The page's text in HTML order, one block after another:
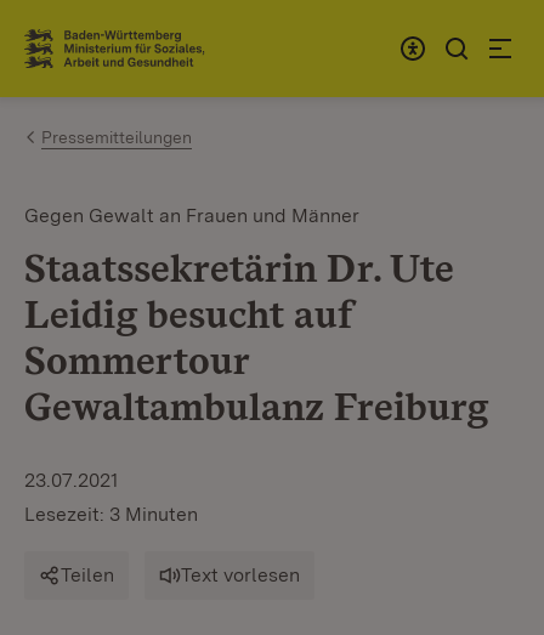
Zum Inhalt springen
Link zur Startseite
Pressemitteilungen
Gegen Gewalt an Frauen und Männer
Staatssekretärin Dr. Ute
Leidig besucht auf
Sommertour
Gewaltambulanz Freiburg
23.07.2021
Lesezeit: 3 Minuten
Teilen Text vorlesen